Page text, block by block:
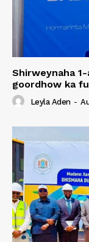
Shirweynaha 1-
goordhow ka
Leyla Aden -